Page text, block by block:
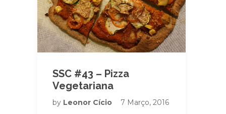
SSC #43 – Pizza
Vegetariana
by Leonor Cício
7 Março, 2016